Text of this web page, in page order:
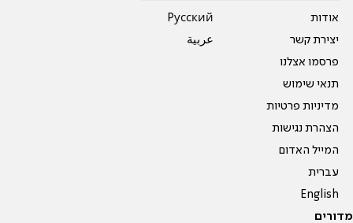
אודות
יצירת קשר
פרסמו אצלנו
תנאי שימוש
מדיניות פרטיות
הצהרת נגישות
המייל האדום
עברית
English
Pусский
عربية
מדורים